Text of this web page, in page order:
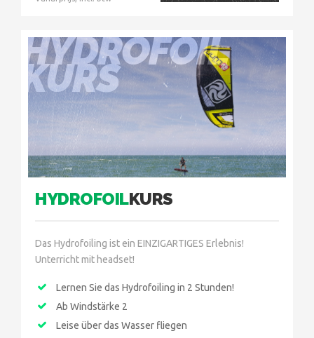
HYDROFOIL
KURS
HYDROFOILKURS
Das Hydrofoiling ist ein EINZIGARTIGES Erlebnis!
Unterricht mit headset!
Lernen Sie das Hydrofoiling in 2 Stunden!
Ab Windstärke 2
Leise über das Wasser fliegen